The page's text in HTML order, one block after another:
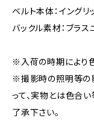
ベルト本体：イングリ
バックル素材：ブラス
※入荷の時期により
※撮影時の照明等の
って、実物とは色合
了承下さい。